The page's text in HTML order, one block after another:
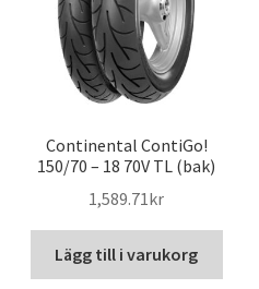
Continental ContiGo!
150/70 – 18 70V TL (bak)
1,589.71kr
Lägg till i varukorg